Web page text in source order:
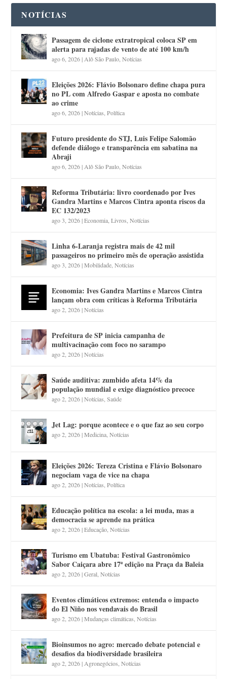
NOTÍCIAS
Passagem de ciclone extratropical coloca SP em
alerta para rajadas de vento de até 100 km/h
ago 6, 2026|Alô São Paulo,Notícias
Eleições 2026: Flávio Bolsonaro define chapa pura
no PL com Alfredo Gaspar e aposta no combate
ao crime
ago 6, 2026|Notícias,Política
Futuro presidente do STJ, Luis Felipe Salomão
defende diálogo e transparência em sabatina na
Abraji
ago 6, 2026|Alô São Paulo,Notícias
Reforma Tributária: livro coordenado por Ives
Gandra Martins e Marcos Cintra aponta riscos da
EC 132/2023
ago 3, 2026|Economia,Livros,Notícias
Linha 6-Laranja registra mais de 42 mil
passageiros no primeiro mês de operação assistida
ago 3, 2026|Mobilidade,Notícias
Economia: Ives Gandra Martins e Marcos Cintra
lançam obra com críticas à Reforma Tributária
ago 2, 2026|Notícias
Prefeitura de SP inicia campanha de
multivacinação com foco no sarampo
ago 2, 2026|Notícias
Saúde auditiva: zumbido afeta 14% da
população mundial e exige diagnóstico precoce
ago 2, 2026|Notícias,Saúde
Jet Lag: porque acontece e o que faz ao seu corpo
ago 2, 2026|Medicina,Notícias
Eleições 2026: Tereza Cristina e Flávio Bolsonaro
negociam vaga de vice na chapa
ago 2, 2026|Notícias,Política
Educação política na escola: a lei muda, mas a
democracia se aprende na prática
ago 2, 2026|Educação,Notícias
Turismo em Ubatuba: Festival Gastronômico
Sabor Caiçara abre 17ª edição na Praça da Baleia
ago 2, 2026|Geral,Notícias
Eventos climáticos extremos: entenda o impacto
do El Niño nos vendavais do Brasil
ago 2, 2026|Mudanças climáticas,Notícias
Bioinsumos no agro: mercado debate potencial e
desafios da biodiversidade brasileira
ago 2, 2026|Agronegócios,Notícias